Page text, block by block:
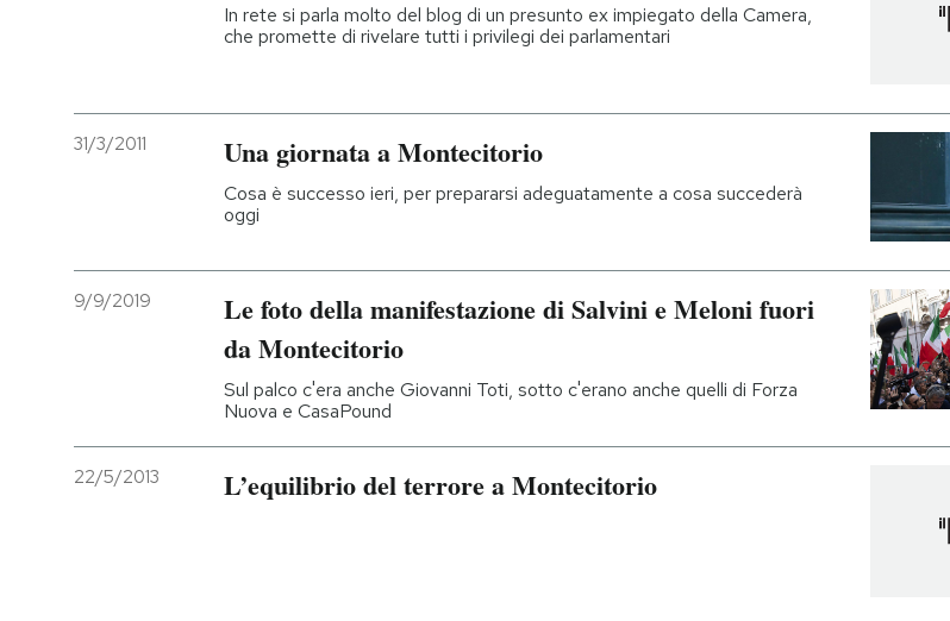
In rete si parla molto del blog di un presunto ex impiegato della Camera,
che promette di rivelare tutti i privilegi dei parlamentari
31/3/2011 Una giornata a Montecitorio
Cosa è successo ieri, per prepararsi adeguatamente a cosa succederà
oggi
9/9/2019
Le foto della manifestazione di Salvini e Meloni fuori
da Montecitorio
Sul palco c'era anche Giovanni Toti, sotto c'erano anche quelli di Forza
Nuova e CasaPound
22/5/2013 L’equilibrio del terrore a Montecitorio